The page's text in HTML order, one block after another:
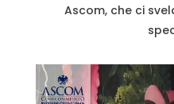
Ascom, che ci